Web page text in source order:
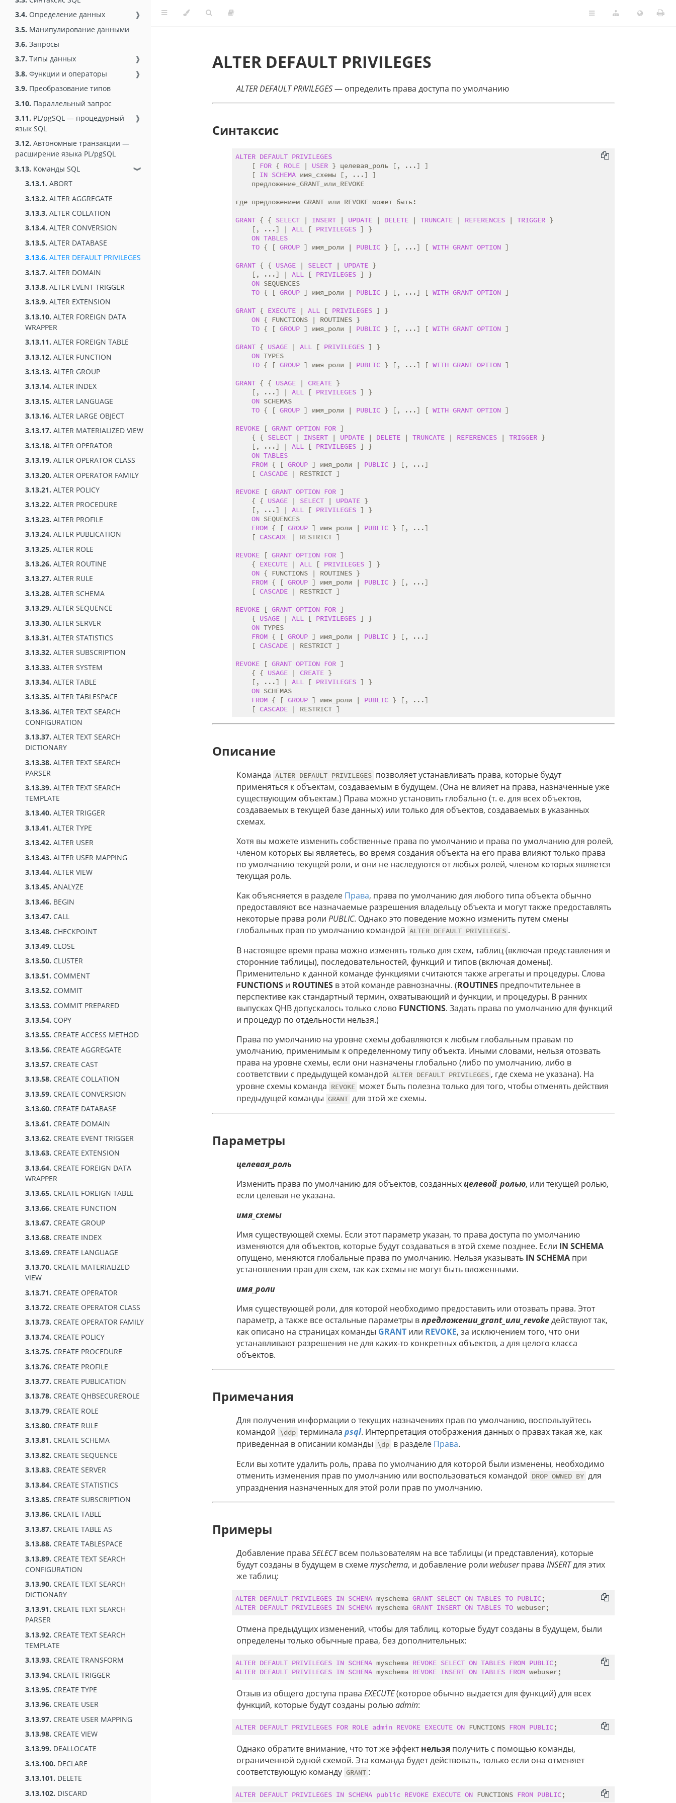
3.4. Определение данных
❱
3.5. Манипулирование данными
3.6. Запросы
3.7. Типы данных
❱
3.8. Функции и операторы
❱
3.9. Преобразование типов
3.10. Параллельный запрос
3.11. PL/pgSQL — процедурный
язык SQL
❱
3.12. Автономные транзакции —
расширение языка PL/pgSQL
3.13. Команды SQL ❱
3.13.1. ABORT
3.13.2. ALTER AGGREGATE
3.13.3. ALTER COLLATION
3.13.4. ALTER CONVERSION
3.13.5. ALTER DATABASE
3.13.6. ALTER DEFAULT PRIVILEGES
3.13.7. ALTER DOMAIN
3.13.8. ALTER EVENT TRIGGER
3.13.9. ALTER EXTENSION
3.13.10. ALTER FOREIGN DATA
WRAPPER
3.13.11. ALTER FOREIGN TABLE
3.13.12. ALTER FUNCTION
3.13.13. ALTER GROUP
3.13.14. ALTER INDEX
3.13.15. ALTER LANGUAGE
3.13.16. ALTER LARGE OBJECT
3.13.17. ALTER MATERIALIZED VIEW
3.13.18. ALTER OPERATOR
3.13.19. ALTER OPERATOR CLASS
3.13.20. ALTER OPERATOR FAMILY
3.13.21. ALTER POLICY
3.13.22. ALTER PROCEDURE
3.13.23. ALTER PROFILE
3.13.24. ALTER PUBLICATION
3.13.25. ALTER ROLE
3.13.26. ALTER ROUTINE
3.13.27. ALTER RULE
3.13.28. ALTER SCHEMA
3.13.29. ALTER SEQUENCE
3.13.30. ALTER SERVER
3.13.31. ALTER STATISTICS
3.13.32. ALTER SUBSCRIPTION
3.13.33. ALTER SYSTEM
3.13.34. ALTER TABLE
3.13.35. ALTER TABLESPACE
3.13.36. ALTER TEXT SEARCH
CONFIGURATION
3.13.37. ALTER TEXT SEARCH
DICTIONARY
3.13.38. ALTER TEXT SEARCH
PARSER
3.13.39. ALTER TEXT SEARCH
TEMPLATE
3.13.40. ALTER TRIGGER
3.13.41. ALTER TYPE
3.13.42. ALTER USER
3.13.43. ALTER USER MAPPING
3.13.44. ALTER VIEW
3.13.45. ANALYZE
3.13.46. BEGIN
3.13.47. CALL
3.13.48. CHECKPOINT
3.13.49. CLOSE
3.13.50. CLUSTER
3.13.51. COMMENT
3.13.52. COMMIT
3.13.53. COMMIT PREPARED
3.13.54. COPY
3.13.55. CREATE ACCESS METHOD
3.13.56. CREATE AGGREGATE
3.13.57. CREATE CAST
3.13.58. CREATE COLLATION
3.13.59. CREATE CONVERSION
3.13.60. CREATE DATABASE
3.13.61. CREATE DOMAIN
3.13.62. CREATE EVENT TRIGGER
3.13.63. CREATE EXTENSION
3.13.64. CREATE FOREIGN DATA
WRAPPER
3.13.65. CREATE FOREIGN TABLE
3.13.66. CREATE FUNCTION
3.13.67. CREATE GROUP
3.13.68. CREATE INDEX
3.13.69. CREATE LANGUAGE
3.13.70. CREATE MATERIALIZED
VIEW
3.13.71. CREATE OPERATOR
3.13.72. CREATE OPERATOR CLASS
3.13.73. CREATE OPERATOR FAMILY
3.13.74. CREATE POLICY
3.13.75. CREATE PROCEDURE
3.13.76. CREATE PROFILE
3.13.77. CREATE PUBLICATION
3.13.78. CREATE QHBSECUREROLE
3.13.79. CREATE ROLE
3.13.80. CREATE RULE
3.13.81. CREATE SCHEMA
3.13.82. CREATE SEQUENCE
3.13.83. CREATE SERVER
3.13.84. CREATE STATISTICS
3.13.85. CREATE SUBSCRIPTION
3.13.86. CREATE TABLE
3.13.87. CREATE TABLE AS
3.13.88. CREATE TABLESPACE
3.13.89. CREATE TEXT SEARCH
CONFIGURATION
3.13.90. CREATE TEXT SEARCH
DICTIONARY
3.13.91. CREATE TEXT SEARCH
PARSER
3.13.92. CREATE TEXT SEARCH
TEMPLATE
3.13.93. CREATE TRANSFORM
3.13.94. CREATE TRIGGER
3.13.95. CREATE TYPE
3.13.96. CREATE USER
3.13.97. CREATE USER MAPPING
3.13.98. CREATE VIEW
3.13.99. DEALLOCATE
3.13.100. DECLARE
3.13.101. DELETE
3.13.102. DISCARD
ALTER DEFAULT PRIVILEGES
ALTER DEFAULT PRIVILEGES— определить права доступа по умолчанию
Синтаксис
ALTER DEFAULT PRIVILEGES
    [
FOR { ROLE | USER } целевая_роль [, ...] ]
    [
IN SCHEMA имя_схемы [, ...] ]
    предложение_GRANT_или_REVOKE
где предложением_GRANT_или_REVOKE может быть:
GRANT { { SELECT | INSERT | UPDATE | DELETE | TRUNCATE | REFERENCES | TRIGGER }
    [, ...] |
ALL [ PRIVILEGES ] }
ON TABLES
TO { [ GROUP ] имя_роли | PUBLIC } [, ...] [ WITH GRANT OPTION ]
GRANT { { USAGE | SELECT | UPDATE }
    [, ...] |
ALL [ PRIVILEGES ] }
ON SEQUENCES
TO { [ GROUP ] имя_роли | PUBLIC } [, ...] [ WITH GRANT OPTION ]
GRANT { EXECUTE | ALL [ PRIVILEGES ] }
ON { FUNCTIONS | ROUTINES }
TO { [ GROUP ] имя_роли | PUBLIC } [, ...] [ WITH GRANT OPTION ]
GRANT { USAGE | ALL [ PRIVILEGES ] }
ON TYPES
TO { [ GROUP ] имя_роли | PUBLIC } [, ...] [ WITH GRANT OPTION ]
GRANT { { USAGE | CREATE }
    [, ...] |
ALL [ PRIVILEGES ] }
ON SCHEMAS
TO { [ GROUP ] имя_роли | PUBLIC } [, ...] [ WITH GRANT OPTION ]
REVOKE [ GRANT OPTION FOR ]
    { {
SELECT | INSERT | UPDATE | DELETE | TRUNCATE | REFERENCES | TRIGGER }
    [, ...] |
ALL [ PRIVILEGES ] }
ON TABLES
FROM { [ GROUP ] имя_роли | PUBLIC } [, ...]
    [
CASCADE | RESTRICT ]
REVOKE [ GRANT OPTION FOR ]
    { {
USAGE | SELECT | UPDATE }
    [, ...] |
ALL [ PRIVILEGES ] }
ON SEQUENCES
FROM { [ GROUP ] имя_роли | PUBLIC } [, ...]
    [
CASCADE | RESTRICT ]
REVOKE [ GRANT OPTION FOR ]
    {
EXECUTE | ALL [ PRIVILEGES ] }
ON { FUNCTIONS | ROUTINES }
FROM { [ GROUP ] имя_роли | PUBLIC } [, ...]
    [
CASCADE | RESTRICT ]
REVOKE [ GRANT OPTION FOR ]
    {
USAGE | ALL [ PRIVILEGES ] }
ON TYPES
FROM { [ GROUP ] имя_роли | PUBLIC } [, ...]
    [
CASCADE | RESTRICT ]
REVOKE [ GRANT OPTION FOR ]
    { {
USAGE | CREATE }
    [, ...] |
ALL [ PRIVILEGES ] }
ON SCHEMAS
FROM { [ GROUP ] имя_роли | PUBLIC } [, ...]
    [
CASCADE
Описание
Команда ALTER DEFAULT PRIVILEGES позволяет устанавливать права, которые будут
применяться к объектам, создаваемым в будущем. (Она не влияет на права, назначенные уже
существующим объектам.) Права можно установить глобально (т. е. для всех объектов,
создаваемых в текущей базе данных) или только для объектов, создаваемых в указанных
схемах.
Хотя вы можете изменить собственные права по умолчанию и права по умолчанию для ролей,
членом которых вы являетесь, во время создания объекта на его права влияют только права
по умолчанию текущей роли, и они не наследуются от любых ролей, членом которых является
текущая роль.
Как объясняется в разделе Права, права по умолчанию для любого типа объекта обычно
предоставляют все назначаемые разрешения владельцу объекта и могут также предоставлять
некоторые права роли PUBLIC. Однако это поведение можно изменить путем смены
глобальных прав по умолчанию командой ALTER DEFAULT PRIVILEGES .
В настоящее время права можно изменять только для схем, таблиц (включая представления и
сторонние таблицы), последовательностей, функций и типов (включая домены).
Применительно к данной команде функциями считаются также агрегаты и процедуры. Слова
FUNCTIONS и ROUTINES в этой команде равнозначны. (ROUTINES предпочтительнее в
перспективе как стандартный термин, охватывающий и функции, и процедуры. В ранних
выпусках QHB допускалось только слово FUNCTIONS. Задать права по умолчанию для функций
и процедур по отдельности нельзя.)
Права по умолчанию на уровне схемы добавляются к любым глобальным правам по
умолчанию, применимым к определенному типу объекта. Иными словами, нельзя отозвать
права на уровне схемы, если они назначены глобально (либо по умолчанию, либо в
соответствии с предыдущей командой ALTER DEFAULT PRIVILEGES , где схема не указана). На
уровне схемы команда REVOKE может быть полезна только для того, чтобы отменять действия
предыдущей команды GRANT для этой же схемы.
Параметры
целевая_роль
Изменить права по умолчанию для объектов, созданныхцелевой_ролью, или текущей ролью,
если целевая не указана.
имя_схемы
Имя существующей схемы. Если этот параметр указан, то права доступа по умолчанию
изменяются для объектов, которые будут создаваться в этой схеме позднее. Если IN SCHEMA
опущено, меняются глобальные права по умолчанию. Нельзя указывать IN SCHEMA при
установлении прав для схем, так как схемы не могут быть вложенными.
имя_роли
Имя существующей роли, для которой необходимо предоставить или отозвать права. Этот
параметр, а также все остальные параметры впредложении_grant_или_revokeдействуют так,
как описано на страницах команды GRANT или REVOKE, за исключением того, что они
устанавливают разрешения не для каких-то конкретных объектов, а для целого класса
объектов.
Примечания
Для получения информации о текущих назначениях прав по умолчанию, воспользуйтесь
командой \ddp терминалаpsql. Интерпретация отображения данных о правах такая же, как
приведенная в описании команды \dp в разделе Права.
Если вы хотите удалить роль, права по умолчанию для которой были изменены, необходимо
отменить изменения прав по умолчанию или воспользоваться командой DROP OWNED BY для
упразднения назначенных для этой роли прав по умолчанию.
Примеры
Добавление права SELECTвсем пользователям на все таблицы (и представления), которые
будут созданы в будущем в схемеmyschema, и добавление роли webuserправа INSERTдля этих
же таблиц:
ALTER DEFAULT PRIVILEGES IN SCHEMA myschema GRANT SELECT ON TABLES TO PUBLIC
ALTER DEFAULT PRIVILEGES IN SCHEMA myschema GRANT INSERT ON TABLES TO
Отмена предыдущих изменений, чтобы для таблиц, которые будут созданы в будущем, были
определены только обычные права, без дополнительных:
ALTER DEFAULT PRIVILEGES IN SCHEMA myschema REVOKE SELECT ON TABLES FROM PUBLIC
ALTER DEFAULT PRIVILEGES IN SCHEMA myschema REVOKE INSERT ON TABLES FROM
Отзыв из общего доступа права EXECUTE(которое обычно выдается для функций) для всех
функций, которые будут созданы рольюadmin:
ALTER DEFAULT PRIVILEGES FOR ROLE admin REVOKE EXECUTE ON FUNCTIONS FROM PUBLIC
Однако обратите внимание, что тот же эффектнельзя получить с помощью команды,
ограниченной одной схемой. Эта команда будет действовать, только если она отменяет
соответствующую команду GRANT :
ALTER DEFAULT PRIVILEGES IN SCHEMA public REVOKE EXECUTE ON FUNCTIONS FROM PUBLIC